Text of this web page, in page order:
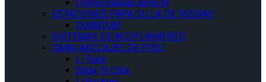
Correa manual serie M
ESTACIONES PARA SILLA DE RUEDAS
QUANTUM
SISTEMAS DE ACOPLAMIENTO
OMNI ANCLAJES DE PISO
L-Track
Slide ‘N Click